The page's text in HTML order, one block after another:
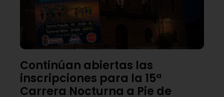
Continúan abiertas las
inscripciones para la 15ª
Carrera Nocturna a Pie de